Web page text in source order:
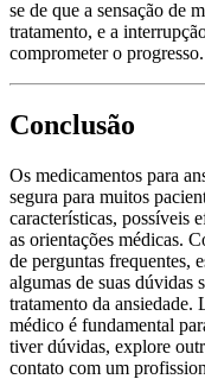
se de que a sensação de
tratamento, e a
comprometer o progresso.
Conclusão
Os medicamentos para
segura para muitos
características, possíveis
as orientações médicas.
de perguntas frequentes,
algumas de suas dúvidas
tratamento da ansiedade.
médico é fundamental
tiver dúvidas, explore
contato com um